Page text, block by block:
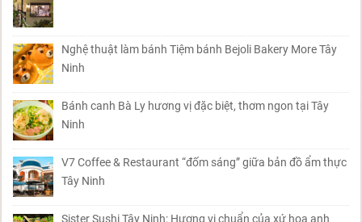
Nghệ thuật làm bánh Tiệm bánh Bejoli Bakery More Tây
Ninh
Bánh canh Bà Ly hương vị đặc biệt, thơm ngon tại Tây
Ninh
V7 Coffee & Restaurant “đốm sáng” giữa bản đồ ẩm thực
Tây Ninh
Sister Sushi Tây Ninh: Hương vị chuẩn của xứ hoa anh